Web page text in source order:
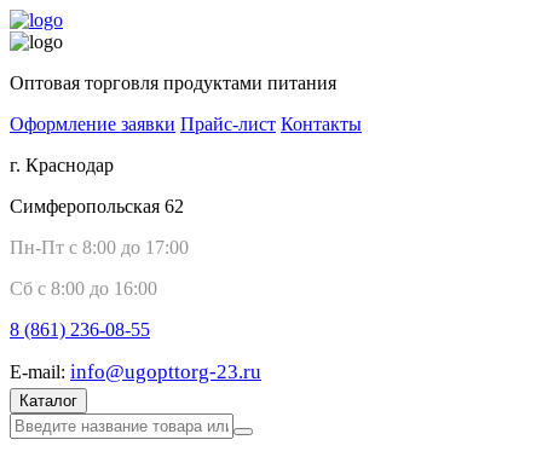
Оптовая торговля продуктами питания
Оформление заявки Прайс-лист Контакты
г. Краснодар
Симферопольская 62
Пн-Пт с 8:00 до 17:00
Сб с 8:00 до 16:00
8 (861) 236-08-55
E-mail: info@ugopttorg-23.ru
Каталог